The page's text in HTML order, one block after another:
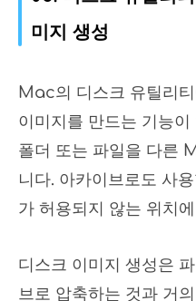
미지 생성
Mac의 디스크 유틸리
이미지를 만드는 기능
폴더 또는 파일을 다른
니다. 아카이브로도 사
가 허용되지 않는 위치
디스크 이미지 생성은
브로 압축하는 것과 거